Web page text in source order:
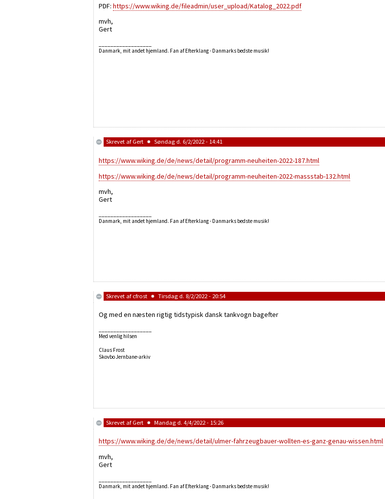
PDF: https://www.wiking.de/fileadmin/user_upload/Katalog_2022.pdf
mvh,
Gert
Danmark, mit andet hjemland. Fan af Efterklang - Danmarks bedste musik!
Skrevet af Gert Søndag d. 6/2/2022 - 14:41
https://www.wiking.de/de/news/detail/programm-neuheiten-2022-187.html
https://www.wiking.de/de/news/detail/programm-neuheiten-2022-massstab-132.html
mvh,
Gert
Danmark, mit andet hjemland. Fan af Efterklang - Danmarks bedste musik!
Skrevet af cfrost Tirsdag d. 8/2/2022 - 20:54
Og med en næsten rigtig tidstypisk dansk tankvogn bagefter
Med venlig hilsen
Claus Frost
Skovbo Jernbane-arkiv
Skrevet af Gert Mandag d. 4/4/2022 - 15:26
https://www.wiking.de/de/news/detail/ulmer-fahrzeugbauer-wollten-es-ganz-genau-wissen.html
mvh,
Gert
Danmark, mit andet hjemland. Fan af Efterklang - Danmarks bedste musik!